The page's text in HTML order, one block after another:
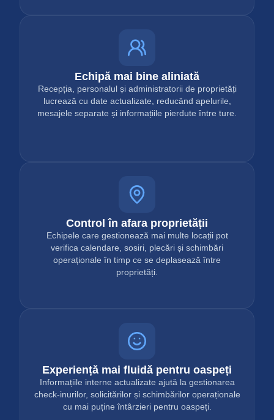
Echipă mai bine aliniată
Recepția, personalul și administratorii de proprietăți
lucrează cu date actualizate, reducând apelurile,
mesajele separate și informațiile pierdute între ture.
Control în afara proprietății
Echipele care gestionează mai multe locații pot
verifica calendare, sosiri, plecări și schimbări
operaționale în timp ce se deplasează între
proprietăți.
Experiență mai fluidă pentru oaspeți
Informațiile interne actualizate ajută la gestionarea
check-inurilor, solicitărilor și schimbărilor operaționale
cu mai puține întârzieri pentru oaspeți.